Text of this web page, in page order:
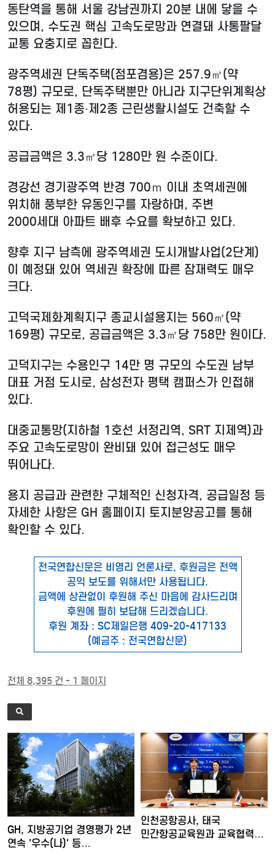
동탄역을 통해 서울 강남권까지 20분 내에 닿을 수
있으며, 수도권 핵심 고속도로망과 연결돼 사통팔달
교통 요충지로 꼽힌다.
광주역세권 단독주택(점포겸용)은 257.9㎡(약
78평) 규모로, 단독주택뿐만 아니라 지구단위계획상
허용되는 제1종·제2종 근린생활시설도 건축할 수
있다.
공급금액은 3.3㎡당 1280만 원 수준이다.
경강선 경기광주역 반경 700ｍ 이내 초역세권에
위치해 풍부한 유동인구를 자랑하며, 주변
2000세대 아파트 배후 수요를 확보하고 있다.
향후 지구 남측에 광주역세권 도시개발사업(2단계)
이 예정돼 있어 역세권 확장에 따른 잠재력도 매우
크다.
고덕국제화계획지구 종교시설용지는 560㎡(약
169평) 규모로, 공급금액은 3.3㎡당 758만 원이다.
고덕지구는 수용인구 14만 명 규모의 수도권 남부
대표 거점 도시로, 삼성전자 평택 캠퍼스가 인접해
있다.
대중교통망(지하철 1호선 서정리역, SRT 지제역)과
주요 고속도로망이 완비돼 있어 접근성도 매우
뛰어나다.
용지 공급과 관련한 구체적인 신청자격, 공급일정 등
자세한 사항은 GH 홈페이지 토지분양공고를 통해
확인할 수 있다.
전국연합신문은 비영리 언론사로, 후원금은 전액
공익 보도를 위해서만 사용됩니다.
금액에 상관없이 후원해 주신 마음에 감사드리며
후원에 필히 보답해 드리겠습니다.
후원 계좌 : SC제일은행 409-20-417133
(예금주 : 전국연합신문)
전체 8,395 건 - 1 페이지
GH, 지방공기업 경영평가 2년
연속 '우수(나)' 등…
인천공항공사, 태국
민간항공교육원과 교육협력